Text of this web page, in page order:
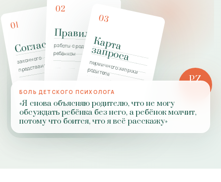
01
Согласие
законного
представителя
02
Правила
работы с родителями и
ребёнком
03
К
а
р
т
а
з
а
п
р
о
с
а
первичного запроса
родителя
PZ
БОЛЬ ДЕТСКОГО ПСИХОЛОГА
«Я снова объясняю родителю, что не могу
обсуждать ребёнка без него, а ребёнок молчит,
потому что боится, что я всё расскажу»